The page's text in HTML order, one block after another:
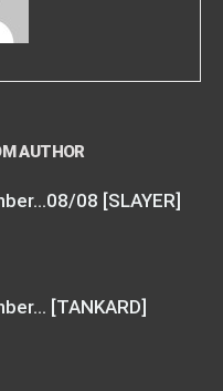
AUTHOR
08 [SLAYER]
[TANKARD]